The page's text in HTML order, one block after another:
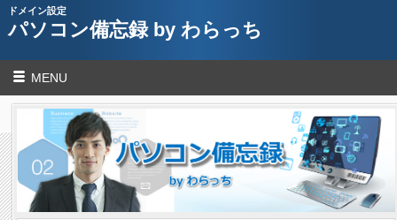
ドメイン設定
パソコン備忘録 by わらっち
MENU